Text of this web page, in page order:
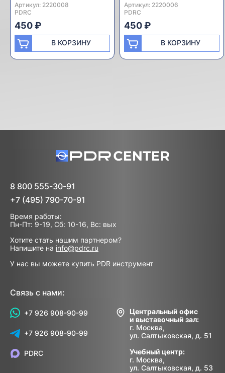
Артикул: 2220008
Производитель:
PDRC
450 ₽
В КОРЗИНУ
Артикул: 2220006
Производитель:
PDRC
450 ₽
В КОРЗИНУ
8 800 555-30-91
+7 (495) 790-70-91
Время работы:
Пн-Пт: 9-19, Сб: 10-16, Вс: вых
Хотите стать нашим партнером?
Напишите на info@pdrc.ru
У нас вы можете купить PDR инструмент
Связь с нами:
+7 926 908-90-99
+7 926 908-90-99
Центральный офис
и выставочный зал:
г. Москва,
ул. Салтыковская, д. 51
Учебный центр:
г. Москва,
ул. Салтыковская, д. 53
PDRC